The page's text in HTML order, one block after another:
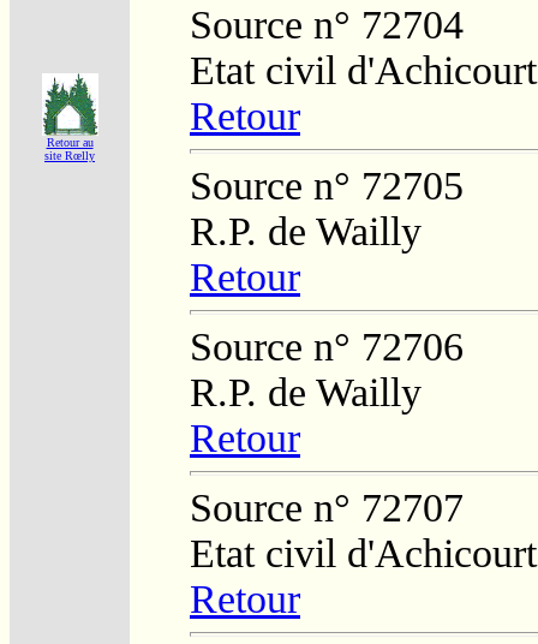
Retour au
site Rœlly
Source n° 72704
Etat civil d'Achicourt
Retour
Source n° 72705
R.P. de Wailly
Retour
Source n° 72706
R.P. de Wailly
Retour
Source n° 72707
Etat civil d'Achicourt
Retour